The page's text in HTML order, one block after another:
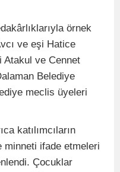
örnek
ve eşi Hatice
Atakul ve Cennet
Belediye
meclis üyeleri
katılımcıların
minneti ifade etmeleri
Çocuklar